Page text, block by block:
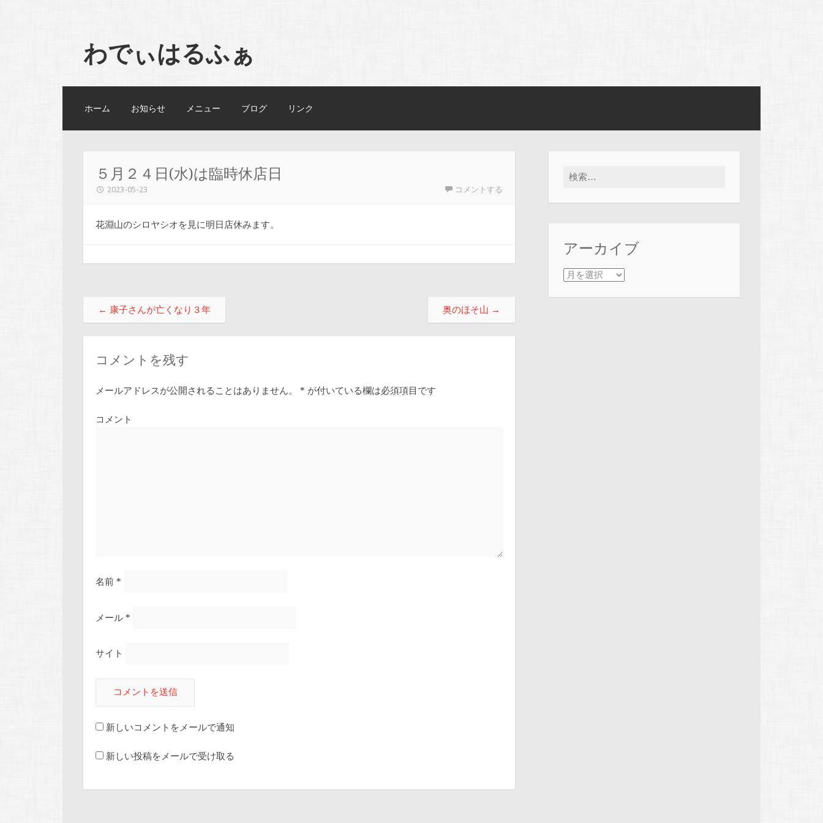
わでぃはるふぁ
ホーム お知らせ メニュー ブログ リンク
５月２４日(水)は臨時休店日
2023-05-23 コメントする
花淵山のシロヤシオを見に明日店休みます。
投稿ナビゲーション
← 康子さんが亡くなり３年 奥のほそ山 →
コメントを残す
メールアドレスが公開されることはありません。 * が付いている欄は必須項目です
コメント
名前 *
メール *
サイト
新しいコメントをメールで通知
新しい投稿をメールで受け取る
検索:
アーカイブ
アーカイブ